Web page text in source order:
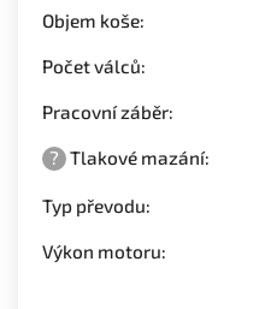
Objem koše:
Počet válců:
Pracovní záběr:
? Tlakové mazání:
Typ převodu:
Výkon motoru: